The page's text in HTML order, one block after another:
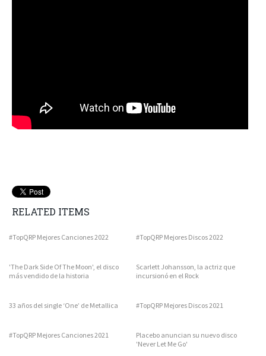
RELATED ITEMS
#TopQRP Mejores Canciones 2022 #TopQRP Mejores Discos 2022
'The Dark Side Of The Moon', el disco
más vendido de la historia
Scarlett Johansson, la actriz que
incursionó en el Rock
33 años del single ‘One’ de Metallica #TopQRP Mejores Discos 2021
#TopQRP Mejores Canciones 2021
Placebo anuncian su nuevo disco
'Never Let Me Go'